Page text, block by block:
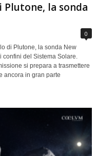
la sonda
0
di Plutone, la sonda New
confini del Sistema Solare.
si prepara a trasmettere
ancora in gran parte